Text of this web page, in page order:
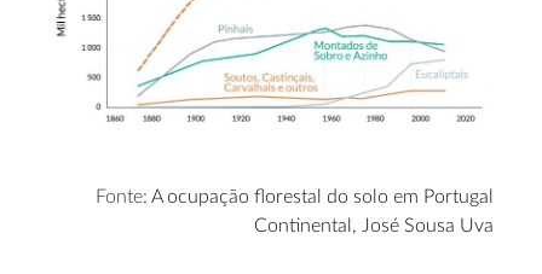
Fonte: A ocupação florestal do solo em Portugal
Continental, José Sousa Uva